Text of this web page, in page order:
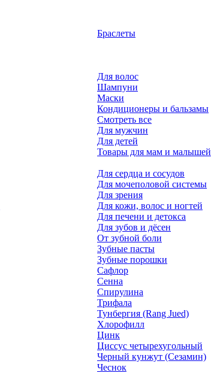
Браслеты
Для волос
Шампуни
Маски
Кондиционеры и бальзамы
Смотреть все
Для мужчин
Для детей
Товары для мам и малышей
Для сердца и сосудов
Для мочеполовой системы
Для зрения
Для кожи, волос и ногтей
Для печени и детокса
Для зубов и дёсен
От зубной боли
Зубные пасты
Зубные порошки
Сафлор
Сенна
Спирулина
Трифала
Тунбергия (Rang Jued)
Хлорофилл
Цинк
Циссус четырехугольный
Черный кунжут (Сезамин)
Чеснок